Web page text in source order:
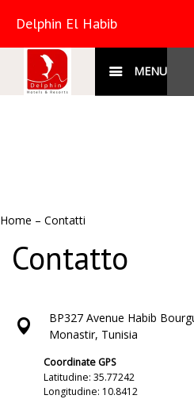
Delphin El Habib
MENU
Home – Contatti
Contatto
BP327 Avenue Habib
Monastir, Tunisia
Coordinate GPS
Latitudine: 35.77242
Longitudine: 10.8412